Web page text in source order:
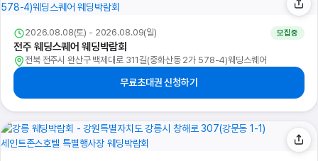
2026.08.08(토) - 2026.08.09(일) 모집중
전주 웨딩스퀘어 웨딩박람회
전북 전주시 완산구 백제대로 311길(중화산동 2가 578-4)웨딩스퀘어
무료초대권 신청하기